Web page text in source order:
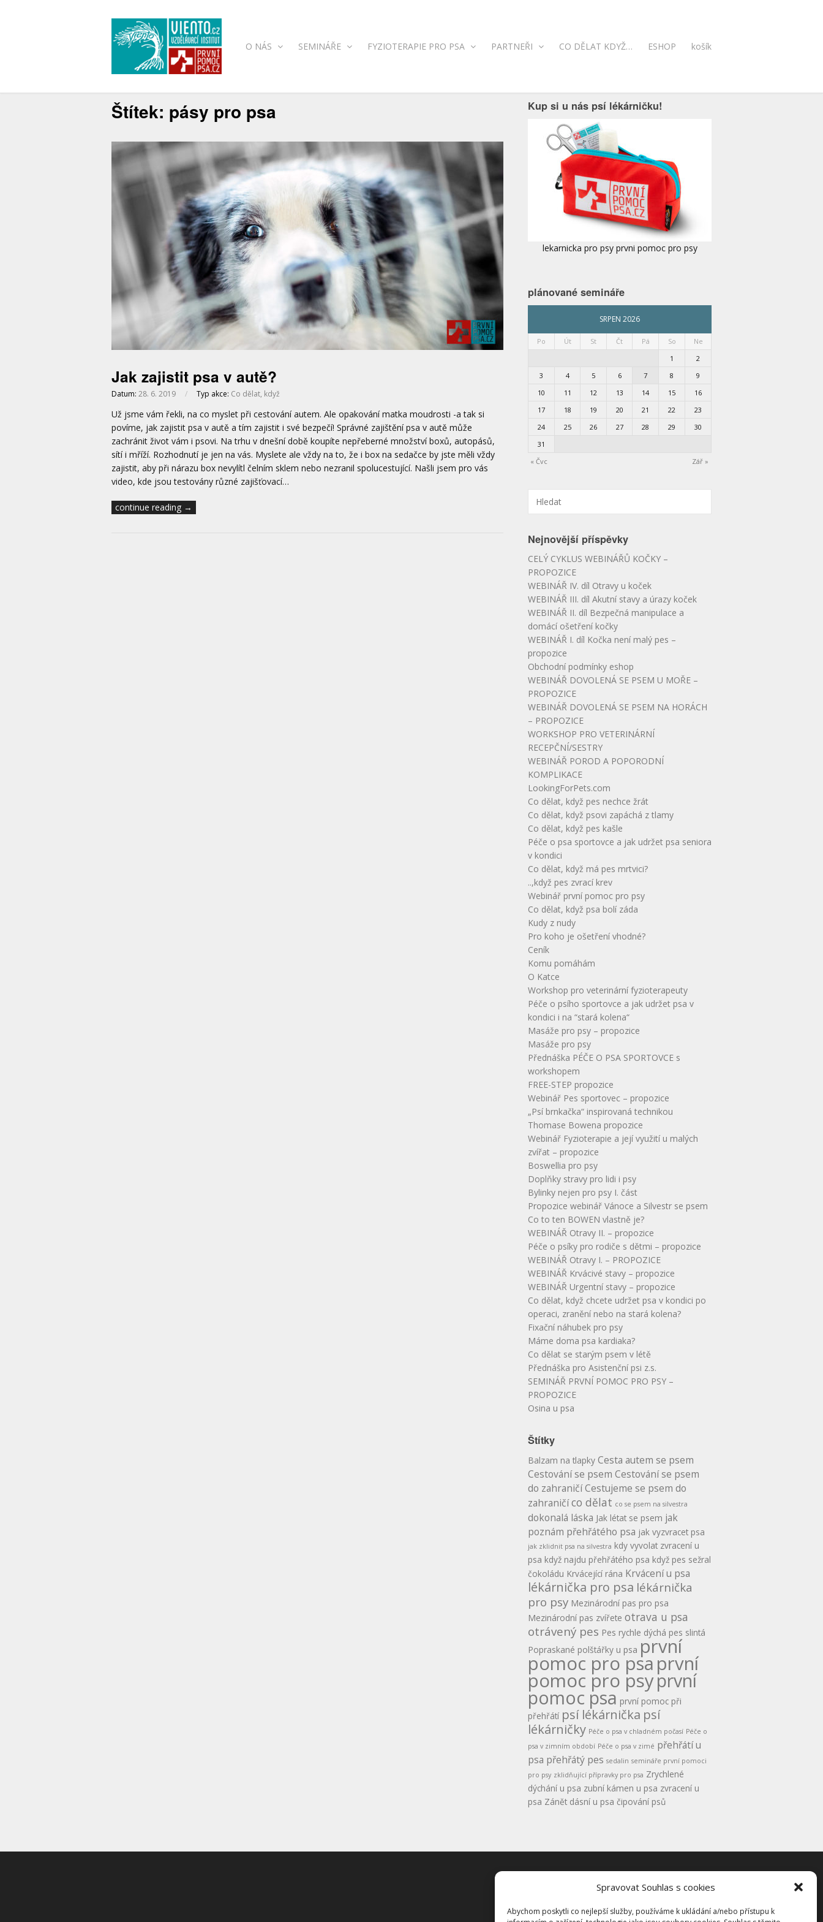
Spravovat Souhlas s cookies
Abychom poskytli co nejlepší služby, používáme k ukládání a/nebo přístupu k
O NÁS SEMINÁŘE FYZIOTERAPIE PRO PSA PARTNEŘI CO DĚLAT KDYŽ… ESHOP košík
Štítek: pásy pro psa
Jak zajistit psa v autě?
Datum: 28. 6. 2019 / Typ akce: Co dělat, když
Už jsme vám řekli, na co myslet při cestování autem. Ale opakování matka moudrosti -a tak si
povíme, jak zajistit psa v autě a tím zajistit i své bezpečí! Správné zajištění psa v autě může
zachránit život vám i psovi. Na trhu v dnešní době koupíte nepřeberné množství boxů, autopásů,
sítí i mříží. Rozhodnutí je jen na vás. Myslete ale vždy na to, že i box na sedačce by jste měli vždy
zajistit, aby při nárazu box nevylítl čelním sklem nebo nezranil spolucestující. Našli jsem pro vás
video, kde jsou testovány různé zajišťovací…
continue reading →
Kup si u nás psí lékárničku!
lekarnicka pro psy prvni pomoc pro psy
plánované semináře
SRPEN 2026
Po Út St Čt Pá So
Ne
1
2
3
4 5 6 7 8
9
10
11 12 13 14 15
16
17
18 19 20 21 22
23
24
25 26 27 28 29
30
31
« Čvc
Zář »
Nejnovější příspěvky
CELÝ CYKLUS WEBINÁŘŮ KOČKY –
PROPOZICE
WEBINÁŘ IV. díl Otravy u koček
WEBINÁŘ III. díl Akutní stavy a úrazy koček
WEBINÁŘ II. díl Bezpečná manipulace a
domácí ošetření kočky
WEBINÁŘ I. díl Kočka není malý pes –
propozice
Obchodní podmínky eshop
WEBINÁŘ DOVOLENÁ SE PSEM U MOŘE –
PROPOZICE
WEBINÁŘ DOVOLENÁ SE PSEM NA HORÁCH
– PROPOZICE
WORKSHOP PRO VETERINÁRNÍ
RECEPČNÍ/SESTRY
WEBINÁŘ POROD A POPORODNÍ
KOMPLIKACE
LookingForPets.com
Co dělat, když pes nechce žrát
Co dělat, když psovi zapáchá z tlamy
Co dělat, když pes kašle
Péče o psa sportovce a jak udržet psa seniora
v kondici
Co dělat, když má pes mrtvici?
..,když pes zvrací krev
Webinář první pomoc pro psy
Co dělat, když psa bolí záda
Kudy z nudy
Pro koho je ošetření vhodné?
Ceník
Komu pomáhám
O Katce
Workshop pro veterinární fyzioterapeuty
Péče o psího sportovce a jak udržet psa v
kondici i na “stará kolena“
Masáže pro psy – propozice
Masáže pro psy
Přednáška PÉČE O PSA SPORTOVCE s
workshopem
FREE-STEP propozice
Webinář Pes sportovec – propozice
„Psí brnkačka“ inspirovaná technikou
Thomase Bowena propozice
Webinář Fyzioterapie a její využití u malých
zvířat – propozice
Boswellia pro psy
Doplňky stravy pro lidi i psy
Bylinky nejen pro psy I. část
Propozice webinář Vánoce a Silvestr se psem
Co to ten BOWEN vlastně je?
WEBINÁŘ Otravy II. – propozice
Péče o psíky pro rodiče s dětmi – propozice
WEBINÁŘ Otravy I. – PROPOZICE
WEBINÁŘ Krvácivé stavy – propozice
WEBINÁŘ Urgentní stavy – propozice
Co dělat, když chcete udržet psa v kondici po
operaci, zranění nebo na stará kolena?
Fixační náhubek pro psy
Máme doma psa kardiaka?
Co dělat se starým psem v létě
Přednáška pro Asistenční psi z.s.
SEMINÁŘ PRVNÍ POMOC PRO PSY –
PROPOZICE
Osina u psa
Štítky
Balzam na tlapky Cesta autem se psem
Cestování se psem Cestování se psem
do zahraničíCestujeme se psem do
zahraničíco dělat co se psem na silvestra
dokonalá láska Jak létat se psem jak
poznám přehřátého psa jak vyzvracet psa
jak zklidnit psa na silvestra kdy vyvolat zvracení u
psa když najdu přehřátého psa když pes sežral
čokoládu Krvácející rána Krvácení u psa
lékárnička pro psa lékárnička
pro psy Mezinárodní pas pro psa
Mezinárodní pas zvířete otrava u psa
otrávený pes Pes rychle dýchá pes slintá
Popraskané polštářky u psa první
pomoc pro psa první
pomoc pro psyprvní
pomoc psa první pomoc při
přehřátí psí lékárnička psí
lékárničky Péče o psa v chladném počasí Péče o
psa v zimním období Péče o psa v zimé přehřátí u
psa přehřátý pes sedalin semináře první pomoci
pro psy zklidňující přípravky pro psa Zrychlené
dýchání u psa zubní kámen u psa zvracení u
psa Zánět dásní u psa čipování psů
Obchodní podmínky pro semináře